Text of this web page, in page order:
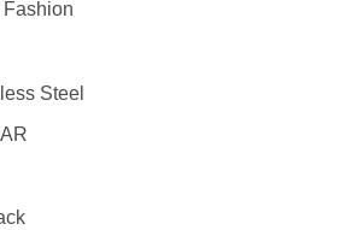
Fashion
Steel